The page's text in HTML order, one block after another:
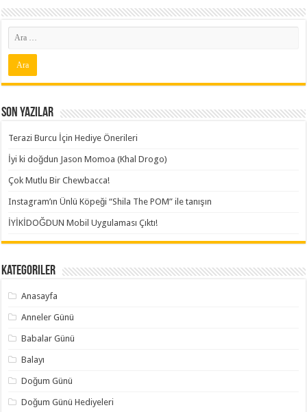
Son Yazılar
Terazi Burcu İçin Hediye Önerileri
İyi ki doğdun Jason Momoa (Khal Drogo)
Çok Mutlu Bir Chewbacca!
Instagram’ın Ünlü Köpeği “Shila The POM” ile tanışın
İYİKİDOĞDUN Mobil Uygulaması Çıktı!
Kategoriler
Anasayfa
Anneler Günü
Babalar Günü
Balayı
Doğum Günü
Doğum Günü Hediyeleri